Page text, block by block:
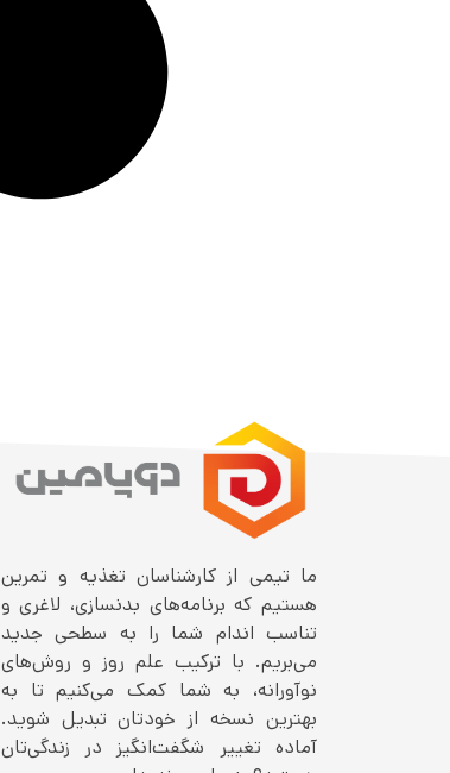
ما تیمی از کارشناسان تغذیه و تمرین
هستیم که برنامه‌های بدنسازی، لاغری و
تناسب اندام شما را به سطحی جدید
می‌بریم. با ترکیب علم روز و روش‌های
نوآورانه، به شما کمک می‌کنیم تا به
بهترین نسخه از خودتان تبدیل شوید.
آماده تغییر شگفت‌انگیز در زندگی‌تان